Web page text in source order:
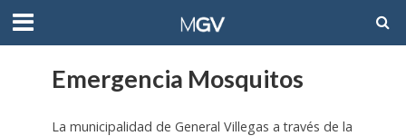
Emergencia Mosquitos
La municipalidad de General Villegas a través de la